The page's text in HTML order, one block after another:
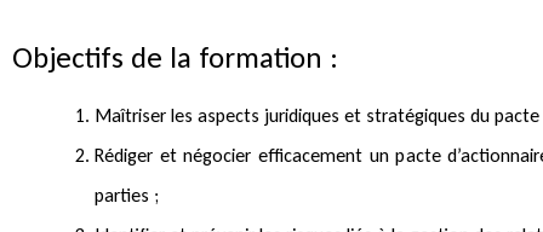
Objectifs de la formation :
Maîtriser les aspects juridiques et stratégiques du pacte
Rédiger et négocier efficacement un pacte
parties ;